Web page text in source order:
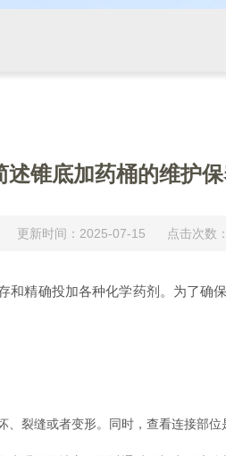
述锥底加药桶的维护
更新时间：2025-07-15 点击次数
确投加各种化学药剂。为了确
缝或者变形。同时，查看连接部位